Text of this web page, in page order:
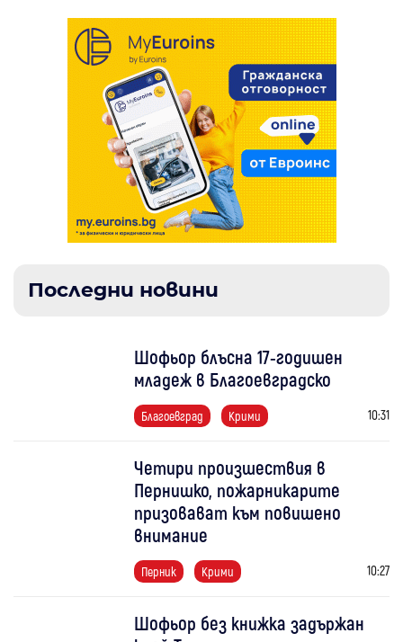
Последни новини
Шофьор блъсна 17-годишен
младеж в Благоевградско
Благоевград Крими 10:31
Четири произшествия в
Пернишко, пожарникарите
призовават към повишено
внимание
Перник Крими 10:27
Шофьор без книжка задържан